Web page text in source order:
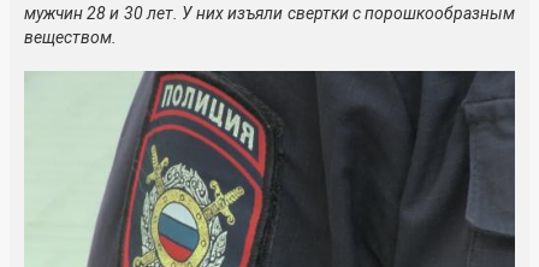
мужчин 28 и 30 лет. У них изъяли свертки с порошкообразным
веществом.